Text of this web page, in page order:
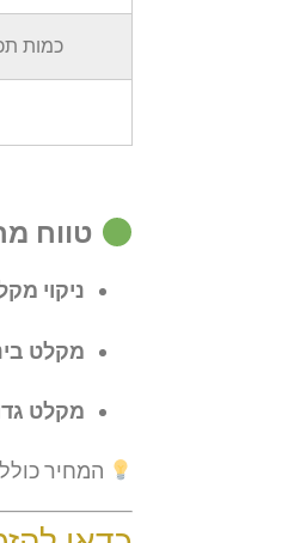
כמות
טווח
ניקוי
מקלט
מקלט
המחיר